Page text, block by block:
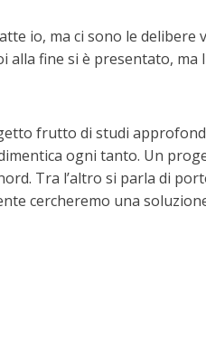
io, ma ci sono le delibere
fine si è presentato, ma
frutto di studi
ogni tanto. Un
Tra l’altro si parla di
cercheremo una